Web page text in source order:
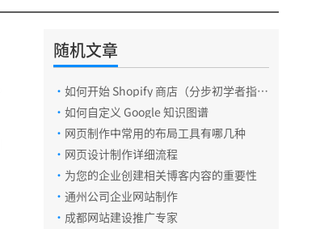
随机文章
· 如何开始 Shopify 商店（分步初学者指
南）2024
· 如何自定义 Google 知识图谱
· 网页制作中常用的布局工具有哪几种
· 网页设计制作详细流程
· 为您的企业创建相关博客内容的重要性
· 通州公司企业网站制作
· 成都网站建设推广专家